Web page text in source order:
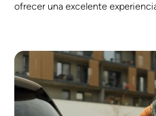
ofrecer una excelente